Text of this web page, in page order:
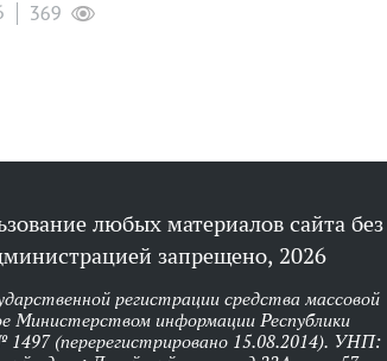
369
любых материалов сайта без
запрещено, 2026
регистрации средства массовой
Министерством информации Республики
1497 (перерегистрировано 15.08.2014). УНП: